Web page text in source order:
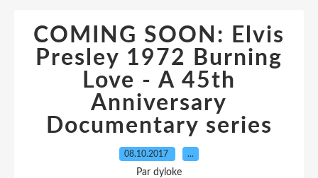
COMING SOON: Elvis
Presley 1972 Burning
Love - A 45th
Anniversary
Documentary series
08.10.2017 …
Par dyloke